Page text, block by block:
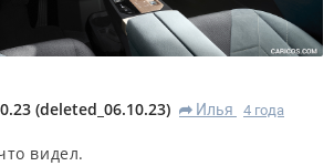
(deleted_06.10.23) R Илья
4 года
видел.